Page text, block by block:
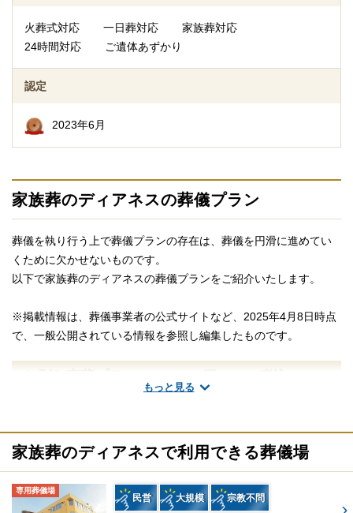
火葬式対応 一日葬対応
家族葬対応
24時間対応
ご遺体あずかり
認定
2023年6月
もっと見る
家族葬のディアネスの葬儀プラン
葬儀を執り行う上で葬儀プランの存在は、葬儀を円滑に進めてい
くために欠かせないものです。
以下で家族葬のディアネスの葬儀プランをご紹介いたします。
※掲載情報は、葬儀事業者の公式サイトなど、2025年4月8日時点
で、一般公開されている情報を参照し編集したものです。
安置場所へのご搬送
ドライアイス
お棺
葬祭アドバイザー
家族葬のディアネスで利用できる葬儀場
専用葬儀場
民営 大規模 宗教不問